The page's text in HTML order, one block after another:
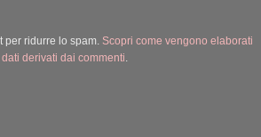
per ridurre lo spam. Scopri come vengono elaborati
dati derivati dai commenti